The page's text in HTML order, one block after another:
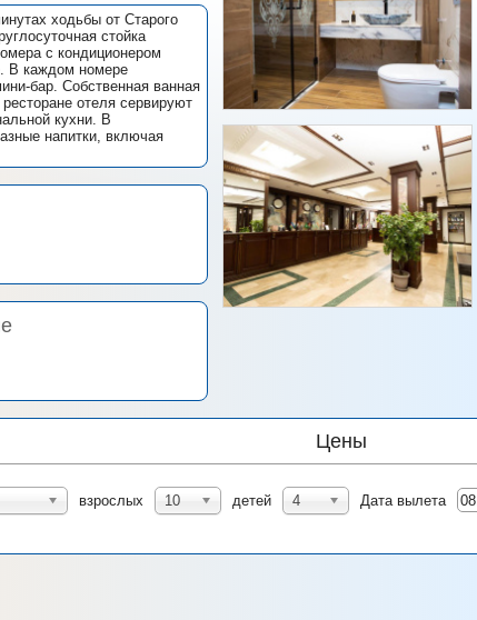
ходьбы от Старого
стойка
с кондиционером
В каждом номере
бар. Собственная ванная
отеля сервируют
кухни. В
напитки, включая
Цены
взрослых 10 детей 4 Дата вылета